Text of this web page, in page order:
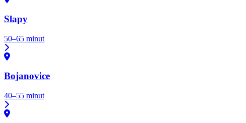
Slapy
50–65 minut
Bojanovice
40–55 minut